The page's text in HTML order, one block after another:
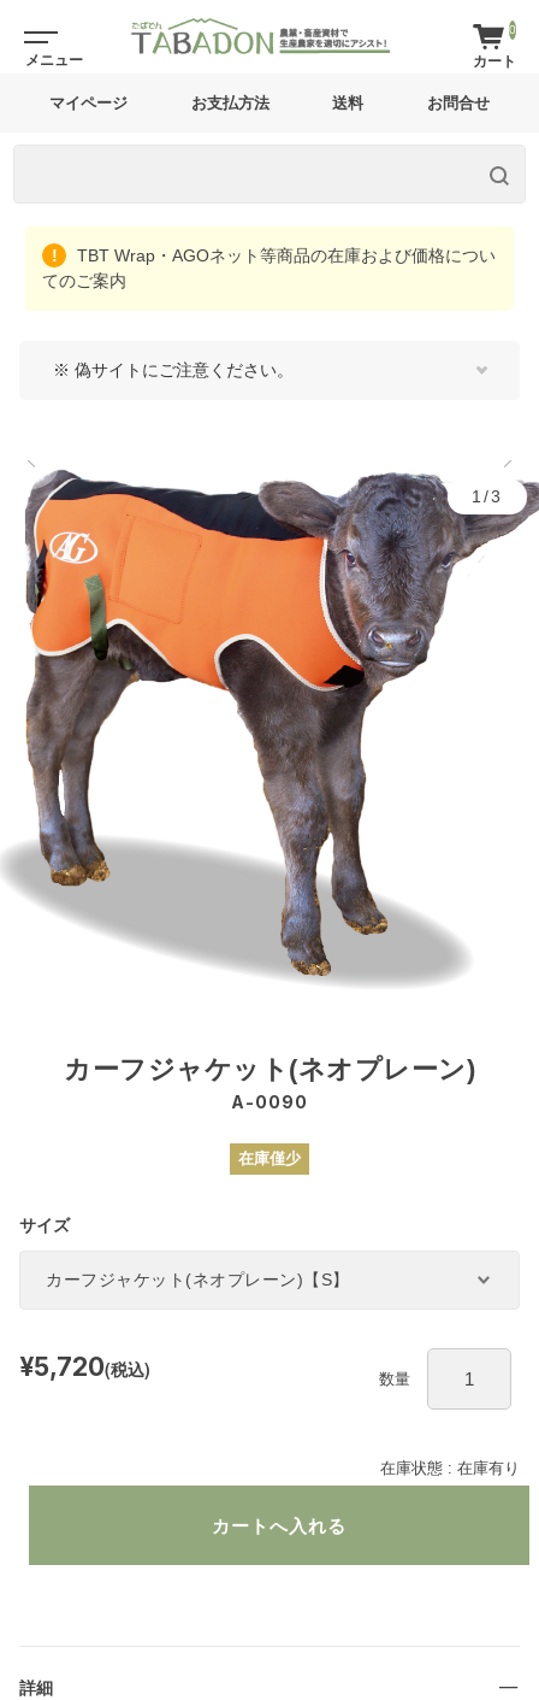
0
マイページ お支払方法 送料 お問合せ
TBT Wrap・AGOネット等商品の在庫および価格につい
てのご案内
※ 偽サイトにご注意ください。
1/3
カーフジャケット(ネオプレーン)
A-0090
在庫僅少
サイズ
在庫状態 : 在庫有り
¥5,720(税込) 数量
詳細